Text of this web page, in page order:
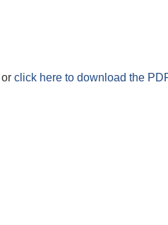
or click here to download the